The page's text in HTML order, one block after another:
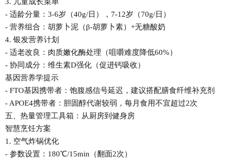
3. 儿童成长菜单
- 适龄分量：3-6岁（40g/日），7-12岁（70g/日）
- 营养组合：胡萝卜泥（β-胡萝卜素）+无糖酸奶
4. 银发营养计划
- 适老改良：肉质嫩化酶处理（咀嚼难度降低60%）
- 协同成分：维生素D强化（促进钙吸收）
基因营养学提示
- FTO基因携带者：饱腹感信号延迟，建议搭配膳食纤维补充剂
- APOE4携带者：胆固醇代谢较弱，每月食用不宜超过2次
五、热量管理工具箱：从厨房到健身房
智慧烹饪方案
1. 空气炸锅优化
- 参数设置：180℃/15min（翻面2次）